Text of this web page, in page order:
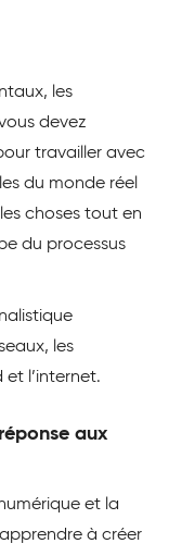
les
devez
travailler avec
du monde réel
choses tout en
du processus
les
l’internet.
aux
et la
à créer